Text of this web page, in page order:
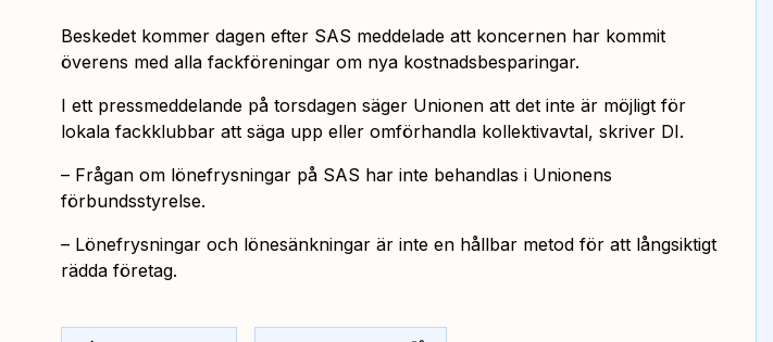
Beskedet kommer dagen efter SAS meddelade att koncernen har kommit
överens med alla fackföreningar om nya kostnadsbesparingar.
I ett pressmeddelande på torsdagen säger Unionen att det inte är möjligt för
lokala fackklubbar att säga upp eller omförhandla kollektivavtal, skriver DI.
– Frågan om lönefrysningar på SAS har inte behandlas i Unionens
förbundsstyrelse.
– Lönefrysningar och lönesänkningar är inte en hållbar metod för att långsiktigt
rädda företag.